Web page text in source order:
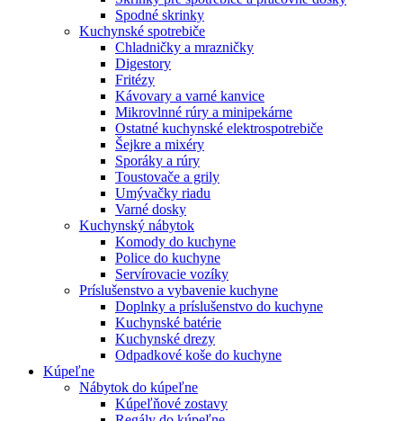
Spodné skrinky
Kuchynské spotrebiče
Chladničky a mrazničky
Digestory
Fritézy
Kávovary a varné kanvice
Mikrovlnné rúry a minipekárne
Ostatné kuchynské elektrospotrebiče
Šejkre a mixéry
Sporáky a rúry
Toustovače a grily
Umývačky riadu
Varné dosky
Kuchynský nábytok
Komody do kuchyne
Police do kuchyne
Servírovacie vozíky
Príslušenstvo a vybavenie kuchyne
Doplnky a príslušenstvo do kuchyne
Kuchynské batérie
Kuchynské drezy
Odpadkové koše do kuchyne
Kúpeľne
Nábytok do kúpeľne
Kúpeľňové zostavy